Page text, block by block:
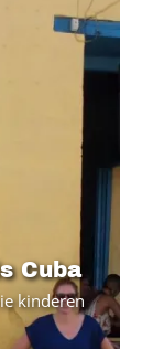
Cuba
kinderen